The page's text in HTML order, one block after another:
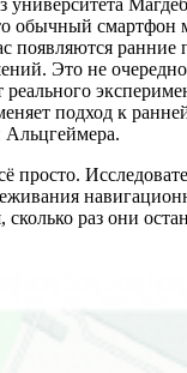
университета
обычный смартфон
появляются ранние
Это не
реального
подход к
Альцгеймера.
просто.
сколько раз они